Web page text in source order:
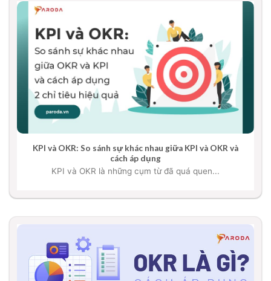
KPI và OKR: So sánh sự khác nhau giữa KPI và OKR và
cách áp dụng
KPI và OKR là những cụm từ đã quá quen...